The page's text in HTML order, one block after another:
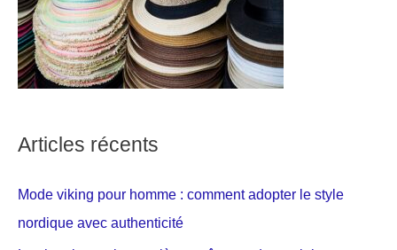
Articles récents
Mode viking pour homme : comment adopter le style
nordique avec authenticité